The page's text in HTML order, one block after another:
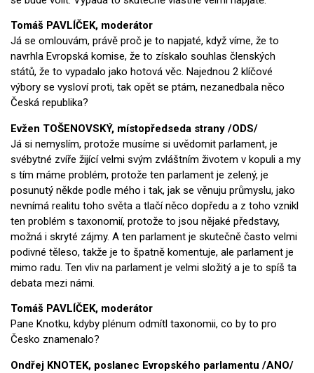
Tomáš PAVLÍČEK, moderátor
Já se omlouvám, právě proč je to napjaté, když víme, že to
navrhla Evropská komise, že to získalo souhlas členských
států, že to vypadalo jako hotová věc. Najednou 2 klíčové
výbory se vysloví proti, tak opět se ptám, nezanedbala něco
Česká republika?
Evžen TOŠENOVSKÝ, místopředseda strany /ODS/
Já si nemyslím, protože musíme si uvědomit parlament, je
svébytné zvíře žijící velmi svým zvláštním životem v kopuli a my
s tím máme problém, protože ten parlament je zelený, je
posunutý někde podle mého i tak, jak se věnuju průmyslu, jako
nevnímá realitu toho světa a tlačí něco dopředu a z toho vznikl
ten problém s taxonomií, protože to jsou nějaké představy,
možná i skryté zájmy. A ten parlament je skutečně často velmi
podivné těleso, takže je to špatně komentuje, ale parlament je
mimo radu. Ten vliv na parlament je velmi složitý a je to spíš ta
debata mezi námi.
Tomáš PAVLÍČEK, moderátor
Pane Knotku, kdyby plénum odmítl taxonomii, co by to pro
Česko znamenalo?
Ondřej KNOTEK, poslanec Evropského parlamentu /ANO/